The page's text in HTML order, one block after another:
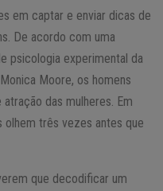
em captar e enviar dicas de
De acordo com uma
psicologia experimental da
Moore, os homens
das mulheres. Em
olhem três vezes antes que
que decodificar um